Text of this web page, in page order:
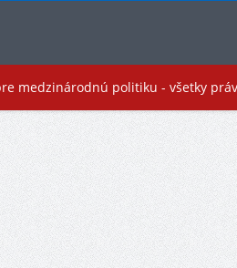
medzinárodnú politiku - všetky